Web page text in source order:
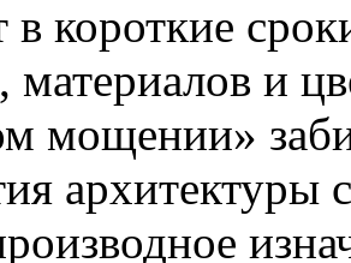
в короткие
и
мощении»
архитектуры